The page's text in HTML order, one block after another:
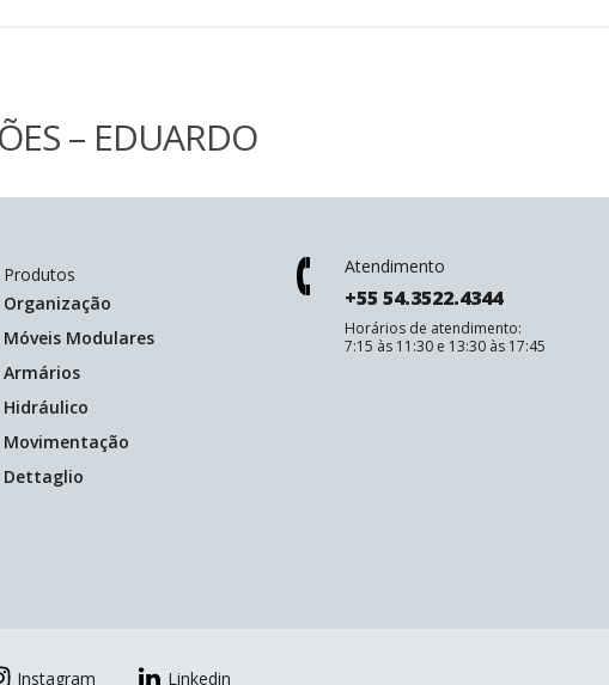
– EDUARDO
Produtos
Organização
Móveis Modulares
Armários
Hidráulico
Movimentação
Dettaglio
Atendimento
+55 54.3522.4344
Horários de atendimento:
7:15 às 11:30 e 13:30 às 17:45
Instagram Linkedin